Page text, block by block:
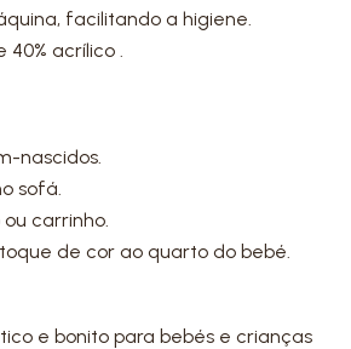
facilitando a higiene.
40% acrílico .
nascidos.
sofá.
carrinho.
de cor ao quarto do bebé.
e bonito para bebés e crianças